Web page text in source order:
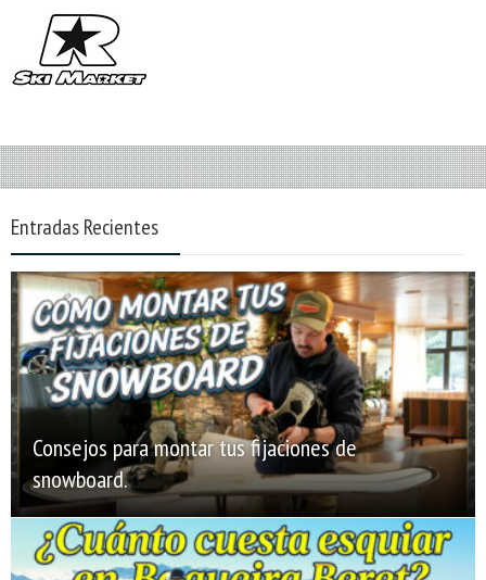
Entradas Recientes
Consejos para montar tus fijaciones de
snowboard.